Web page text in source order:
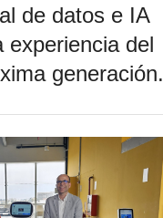
de datos e IA
experiencia del
generación.